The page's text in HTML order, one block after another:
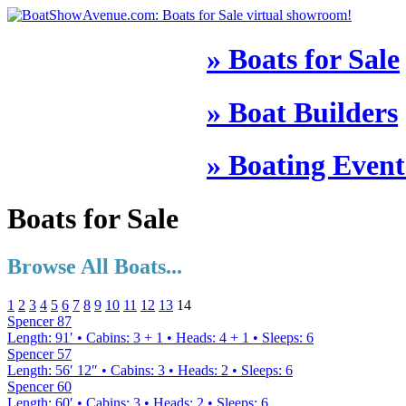
» Boats for Sale
» Boat Builders
» Boating
Boats for Sale
Browse All Boats...
1 2 3 4 5 6 7 8 9 10 11 12 13 14
Spencer 87
Length: 91′ • Cabins: 3 + 1 • Heads: 4 + 1 • Sleeps: 6
Spencer 57
Length: 56′ 12″ • Cabins: 3 • Heads: 2 • Sleeps: 6
Spencer 60
Length: 60′ • Cabins: 3 • Heads: 2 • Sleeps: 6